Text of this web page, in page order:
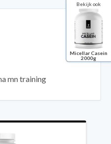
mn training
Bekijk ook
Micellar Casein
2000g